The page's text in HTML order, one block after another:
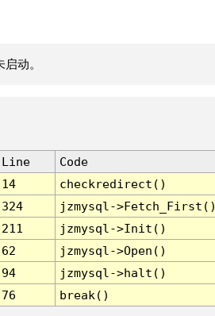
动。
Line
Code
14
checkredirect()
324
jzmysql-
211
jzmysql->Init()
62
jzmysql->Open()
94
jzmysql->halt()
76 break()